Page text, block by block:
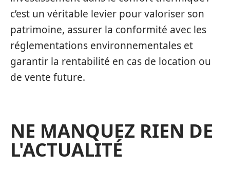
c’est un véritable levier pour valoriser son
patrimoine, assurer la conformité avec les
réglementations environnementales et
garantir la rentabilité en cas de location ou
de vente future.
NE MANQUEZ RIEN DE
L'ACTUALITÉ